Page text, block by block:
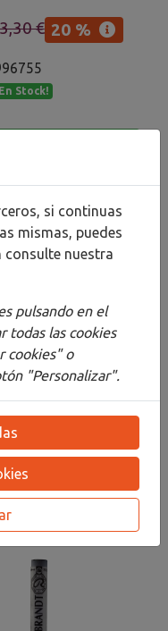
€ 20 %
Stock!
si continuas
mismas, puedes
consulte nuestra
pulsando en el
todas las cookies
cookies" o
"Personalizar".